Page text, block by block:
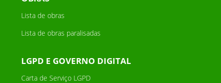
Lista de obras
Lista de obras paralisadas
LGPD E GOVERNO DIGITAL
Carta de Serviço LGPD